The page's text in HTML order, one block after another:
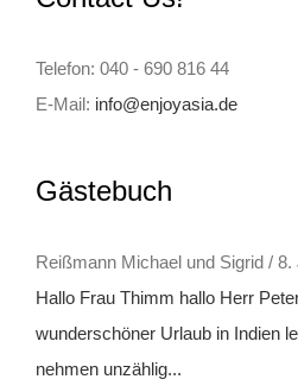
Telefon: 040 - 690 816 44
E-Mail: info@enjoyasia.de
Gästebuch
Reißmann Michael und Sigrid / 8.
Hallo Frau Thimm hallo Herr
wunderschöner Urlaub in Indien
nehmen unzählig...